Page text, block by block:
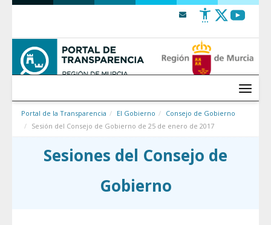
Saltar al contenido
Menú
Portal de la Transparencia El Gobierno
Consejo de Gobierno
Sesión del Consejo de Gobierno de 25 de enero de 2017
Sesiones del Consejo de
Gobierno